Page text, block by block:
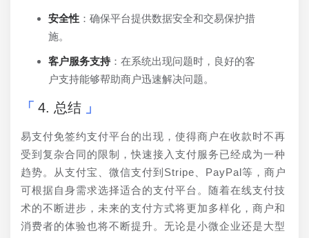
安全性 ：确保平台提供数据安全和交易保护措
施。
客户服务支持：在系统出现问题时，良好的客
户支持能够帮助商户迅速解决问题。
4. 总结
易支付免签约支付平台的出现，使得商户在收款时不再
受到复杂合同的限制，快速接入支付服务已经成为一种
趋势。从支付宝、微信支付到Stripe、PayPal等，商户
可根据自身需求选择适合的支付平台。随着在线支付技
术的不断进步，未来的支付方式将更加多样化，商户和
消费者的体验也将不断提升。无论是小微企业还是大型